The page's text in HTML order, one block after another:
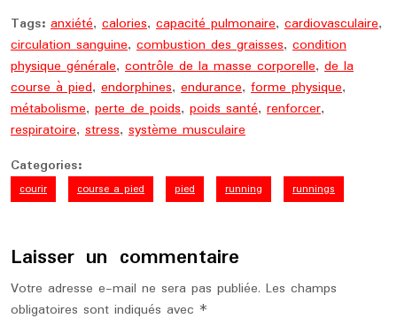
Tags: anxiété, calories, capacité pulmonaire, cardiovasculaire,
circulation sanguine, combustion des graisses, condition
physique générale, contrôle de la masse corporelle, de la
course à pied, endorphines, endurance, forme physique,
métabolisme, perte de poids, poids santé, renforcer,
respiratoire, stress, système musculaire
Categories:
courir course a pied pied running runnings
Laisser un commentaire
Votre adresse e-mail ne sera pas publiée. Les champs
obligatoires sont indiqués avec *